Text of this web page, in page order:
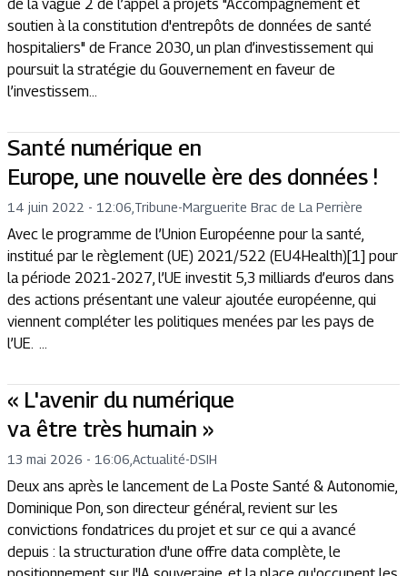
de la vague 2 de l’appel à projets "Accompagnement et
soutien à la constitution d'entrepôts de données de santé
hospitaliers" de France 2030, un plan d’investissement qui
poursuit la stratégie du Gouvernement en faveur de
l’investissem...
Santé numérique en
Europe, une nouvelle ère des données !
14 juin 2022 - 12:06 Tribune-Marguerite Brac de La Perrière
Avec le programme de l’Union Européenne pour la santé,
institué par le règlement (UE) 2021/522 (EU4Health)[1] pour
la période 2021-2027, l’UE investit 5,3 milliards d’euros dans
des actions présentant une valeur ajoutée européenne, qui
viennent compléter les politiques menées par les pays de
l’UE. ...
« L'avenir du numérique
va être très humain »
13 mai 2026 - 16:06 Actualité-DSIH
Deux ans après le lancement de La Poste Santé & Autonomie,
Dominique Pon, son directeur général, revient sur les
convictions fondatrices du projet et sur ce qui a avancé
depuis : la structuration d'une offre data complète, le